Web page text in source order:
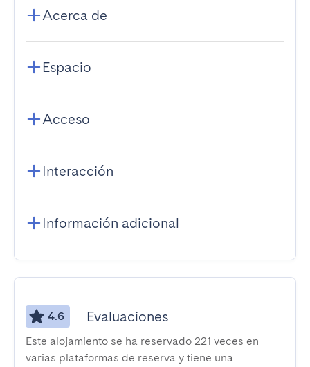
Acerca de
Espacio
Acceso
Interacción
Información adicional
4.6 Evaluaciones
Este alojamiento se ha reservado 221 veces en
varias plataformas de reserva y tiene una